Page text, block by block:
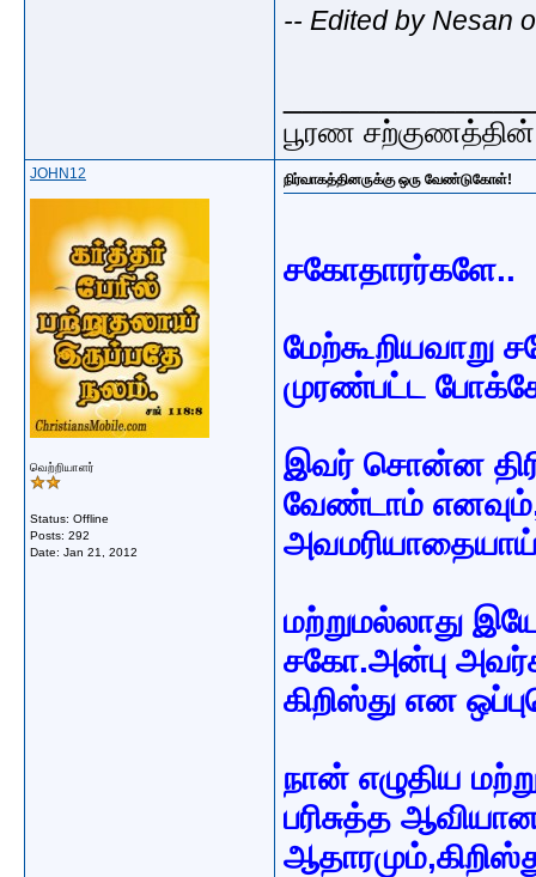
-- Edited by Nesan
பூரண
JOHN12
வெற்றியாளர்
Status: Offline
Posts: 292
Date: Jan 21, 2012
நிர்வாகத்தினருக்கு ஒரு வேண்டுகோள்!
சகோதாரர்களே..
முரண்பட்ட
இவர் சொன்ன
வேண்டாம்
அவமரியாதையாய்
மற்றுமல்லாது
சகோ.அன்பு
கிறிஸ்து என
நான் எழுதிய
பரிசுத்த